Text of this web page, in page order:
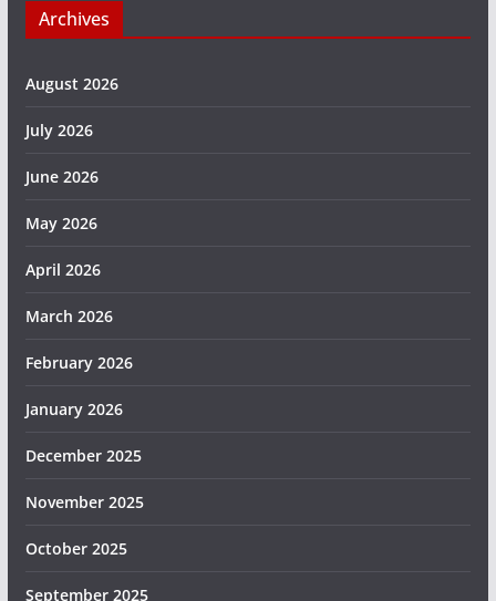
Archives
August 2026
July 2026
June 2026
May 2026
April 2026
March 2026
February 2026
January 2026
December 2025
November 2025
October 2025
September 2025